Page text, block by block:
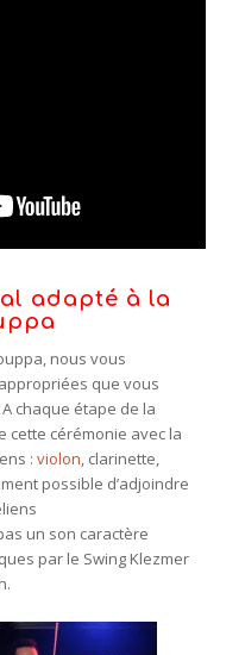
adapté à la
nous vous
que vous
chaque étape de la
cette cérémonie avec la
: violon, clarinette,
possible d’adjoindre
un son caractère
par le Swing Klezmer